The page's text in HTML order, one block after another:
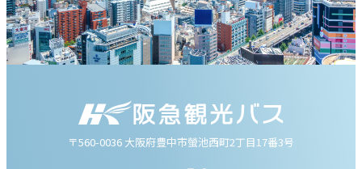
〒560-0036 大阪府豊中市螢池西町2丁目17番3号